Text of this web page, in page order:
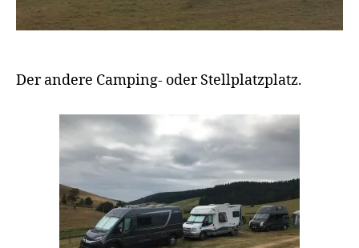
Der andere Camping- oder Stellplatzplatz.